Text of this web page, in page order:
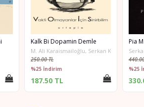
Kalk Bi Dopamin Demle
M. Ali Karaismailoğlu, Serkan Karaismailoğlu
%25 İndirim
187.50 TL
Pia Mater
Serkan
330.00 TL